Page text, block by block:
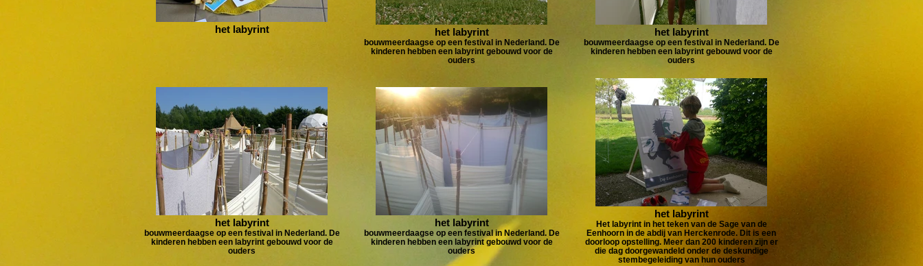
het labyrint het labyrint
bouwmeerdaagse op een festival in Nederland. De
kinderen hebben een labyrint gebouwd voor de
ouders
het labyrint
bouwmeerdaagse op een festival in Nederland. De
kinderen hebben een labyrint gebouwd voor de
ouders
het labyrint
bouwmeerdaagse op een festival in Nederland. De
kinderen hebben een labyrint gebouwd voor de
ouders
het labyrint
bouwmeerdaagse op een festival in Nederland. De
kinderen hebben een labyrint gebouwd voor de
ouders
het labyrint
Het labyrint in het teken van de Sage van de
Eenhoorn in de abdij van Herckenrode. Dit is een
doorloop opstelling. Meer dan 200 kinderen zijn er
die dag doorgewandeld onder de deskundige
stembegeleiding van hun ouders